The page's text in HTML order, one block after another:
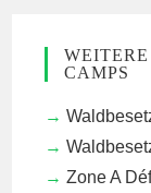
CAMPS
Zone A